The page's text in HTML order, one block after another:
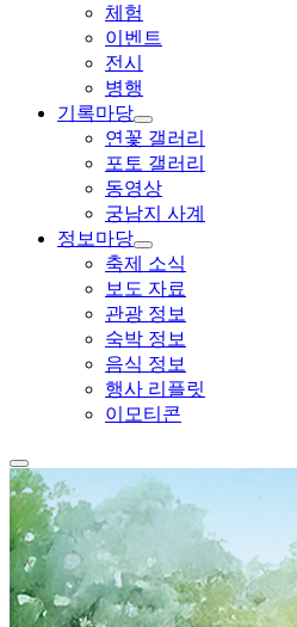
체험
이벤트
전시
병행
기록마당
연꽃 갤러리
포토 갤러리
동영상
궁남지 사계
정보마당
축제 소식
보도 자료
관광 정보
숙박 정보
음식 정보
행사 리플릿
이모티콘